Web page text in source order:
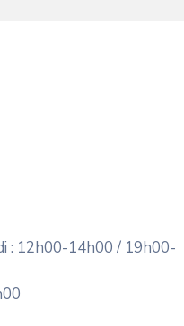
: 12h00-14h00 / 19h00-